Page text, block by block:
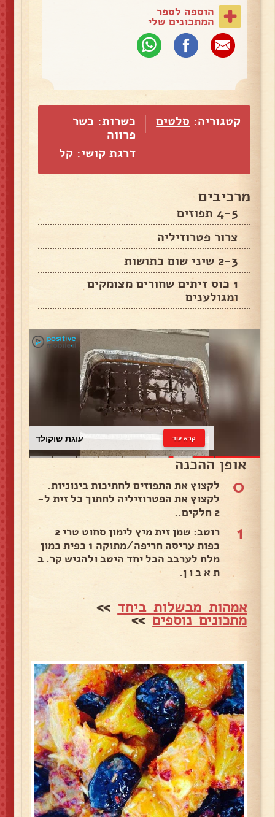
הוספה לספר
המתכונים שלי
קטגוריה: סלטים
כשרות: כשר
פרווה
דרגת קושי: קל
מרכיבים
4-5 תפוזים
צרור פטרוזיליה
2-3 שיני שום כתושות
1 כוס זיתים שחורים מצומקים
ומגולענים
עוגת שוקולד קרא עוד
אופן ההכנה
0
לקצוץ את התפוזים לחתיכות בינוניות.
לקצוץ את הפטרוזיליה לחתוך כל זית ל-
2 חלקים..
1
רוטב: שמן זית מיץ לימון סחוט טרי 2
כפות עריסה חריפה/מתוקה 1 כפית כמון
מלח לערבב הכל יחד היטב ולהגיש קר. ב
ת א ב ו ן.
אמהות מבשלות ביחד >>
מתכונים נוספים>>